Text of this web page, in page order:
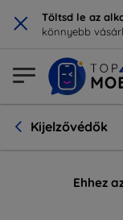
× Töltsd le az
könnyebb
Kijelzővédők
Ehhez